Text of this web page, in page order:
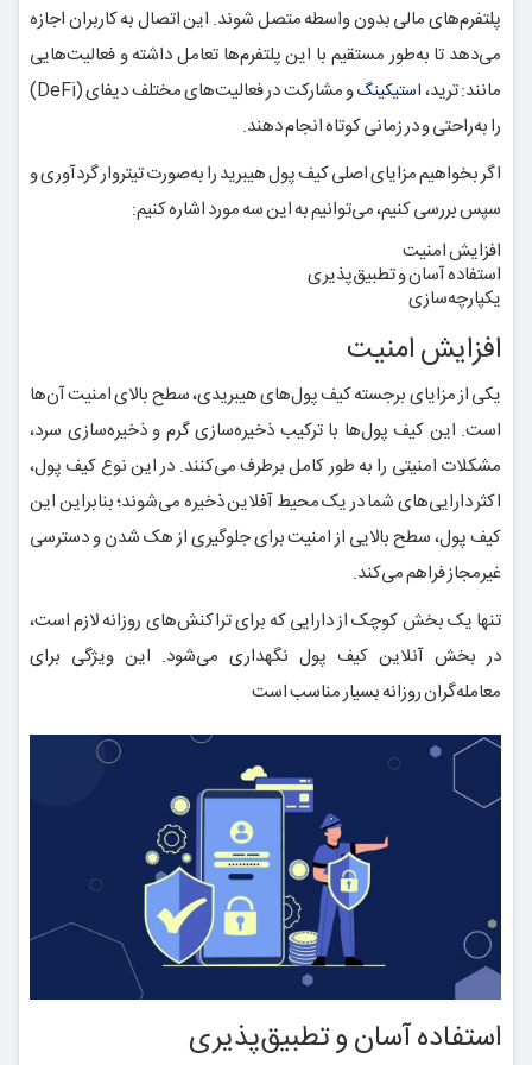
پلتفرم‌های مالی بدون واسطه متصل شوند. این اتصال به کاربران اجازه
می‌دهد تا به‌طور مستقیم با این پلتفرم‌ها تعامل داشته و فعالیت‌هایی
مانند: ترید،استیکینگ
و مشارکت در فعالیت‌های مختلف دیفای (DeFi)
را به‌راحتی و در زمانی کوتاه انجام دهند.
اگر بخواهیم مزایای اصلی کیف پول هیبرید را به‌صورت تیتروار گردآوری و
سپس بررسی کنیم، می‌توانیم به این سه مورد اشاره کنیم:
افزایش امنیت
استفاده آسان و تطبیق‌پذیری
یکپارچه‌سازی
افزایش امنیت
یکی از مزایای برجسته کیف پول‌های هیبریدی، سطح بالای امنیت آن‌ها
است. این کیف پول‌ها با ترکیب ذخیره‌سازی گرم و ذخیره‌سازی سرد،
مشکلات امنیتی را به طور کامل برطرف می‌کنند. در این نوع کیف پول،
اکثر دارایی‌های شما در یک محیط آفلاین ذخیره می‌شوند؛ بنابراین این
کیف پول، سطح بالایی از امنیت برای جلوگیری از هک شدن و دسترسی
غیرمجاز فراهم می‌کند.
تنها یک بخش کوچک از دارایی که برای تراکنش‌های روزانه لازم است،
در بخش آنلاین کیف پول نگهداری می‌شود. این ویژگی برای
معامله‌گران روزانه بسیار مناسب است
استفاده آسان و تطبیق‌پذیری